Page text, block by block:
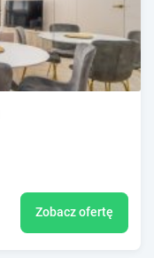
Zobacz ofertę